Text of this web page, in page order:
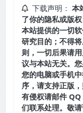
下载声明： 本
了你的隐私或版
本站提供的一切
研究目的；不得
则，一切后果请
议与本站无关。
您的电脑或手机
序，请支持正版
有侵权请邮件
们联系处理。敬请